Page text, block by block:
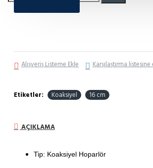
Alışveriş Listeme Ekle Karşılaştırma listesine
Etiketler: Koaksiyel 16 cm
AÇIKLAMA
Tip: Koaksiyel Hoparlör